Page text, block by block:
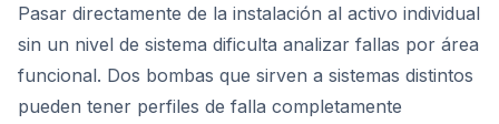
Pasar directamente de la instalación al activo individual
sin un nivel de sistema dificulta analizar fallas por área
funcional. Dos bombas que sirven a sistemas distintos
pueden tener perfiles de falla completamente